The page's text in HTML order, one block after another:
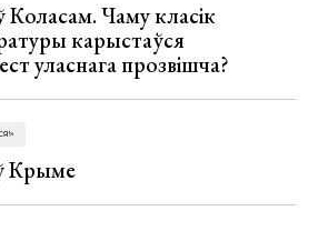
Коласам. Чаму класік
карыстаўся
уласнага прозвішча?
Крыме